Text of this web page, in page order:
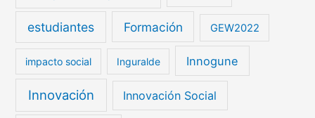
estudiantes Formación GEW2022
impacto social Inguralde Innogune
Innovación Innovación Social